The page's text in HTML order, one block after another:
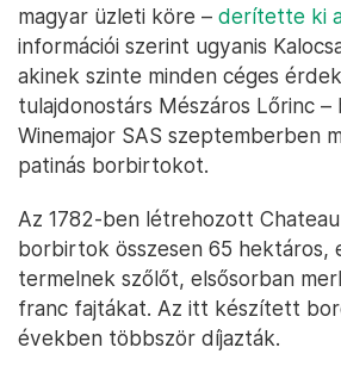
magyar üzleti köre – derítette ki
információi szerint ugyanis
akinek szinte minden céges
tulajdonostárs Mészáros Lőrinc
Winemajor SAS szeptemberben
patinás borbirtokot.
Az 1782-ben létrehozott
borbirtok összesen 65 hektáros,
termelnek szőlőt, elsősorban
franc fajtákat. Az itt készített
években többször díjazták.